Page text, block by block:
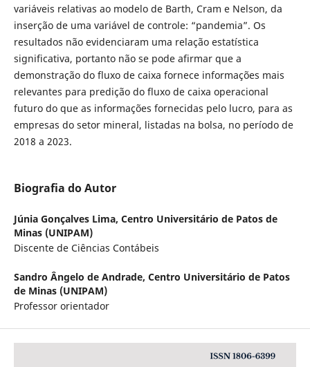
variáveis relativas ao modelo de Barth, Cram e Nelson, da
inserção de uma variável de controle: “pandemia”. Os
resultados não evidenciaram uma relação estatística
significativa, portanto não se pode afirmar que a
demonstração do fluxo de caixa fornece informações mais
relevantes para predição do fluxo de caixa operacional
futuro do que as informações fornecidas pelo lucro, para as
empresas do setor mineral, listadas na bolsa, no período de
2018 a 2023.
Biografia do Autor
Júnia Gonçalves Lima, Centro Universitário de Patos de
Minas (UNIPAM)
Discente de Ciências Contábeis
Sandro Ângelo de Andrade, Centro Universitário de Patos
de Minas (UNIPAM)
Professor orientador